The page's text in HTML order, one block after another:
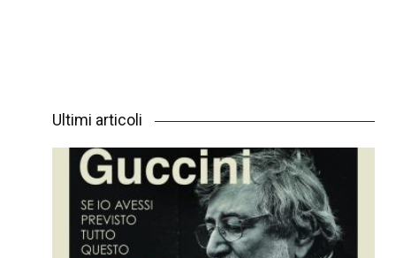
Ultimi articoli